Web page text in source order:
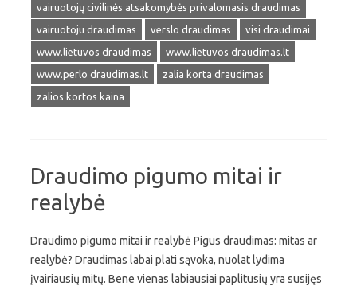
vairuotojų civilinės atsakomybės privalomasis draudimas
vairuotoju draudimas
verslo draudimas
visi draudimai
www.lietuvos draudimas
www.lietuvos draudimas.lt
www.perlo draudimas.lt
zalia korta draudimas
zalios kortos kaina
Draudimo pigumo mitai ir
realybė
Draudimo pigumo mitai ir realybė Pigus draudimas: mitas ar
realybė? Draudimas labai plati sąvoka, nuolat lydima
įvairiausių mitų. Bene vienas labiausiai paplitusių yra susijęs